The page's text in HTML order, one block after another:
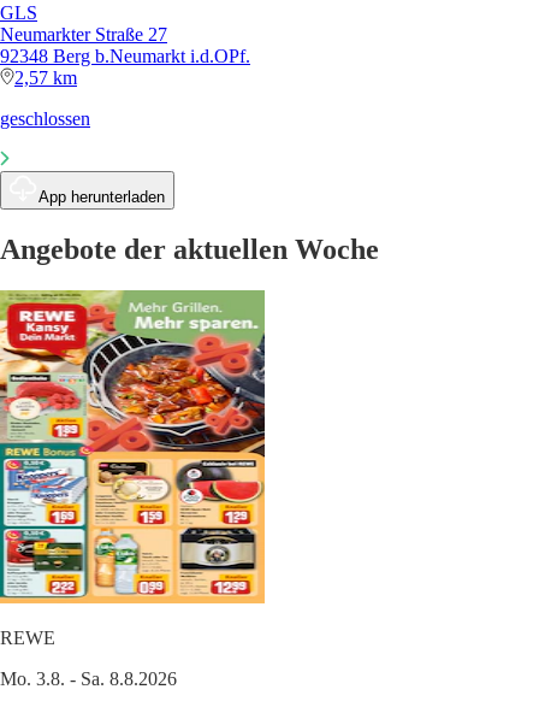
GLS
Neumarkter Straße 27
92348 Berg b.Neumarkt i.d.OPf.
2,57 km
geschlossen
App herunterladen
Angebote der aktuellen Woche
REWE
Mo. 3.8. - Sa. 8.8.2026